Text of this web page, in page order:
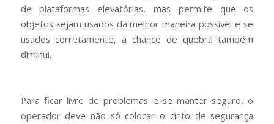
de plataformas elevatórias, mas permite que os
objetos sejam usados da melhor maneira possível e se
usados corretamente, a chance de quebra também
diminui.
Para ficar livre de problemas e se manter seguro, o
operador deve não só colocar o cinto de segurança